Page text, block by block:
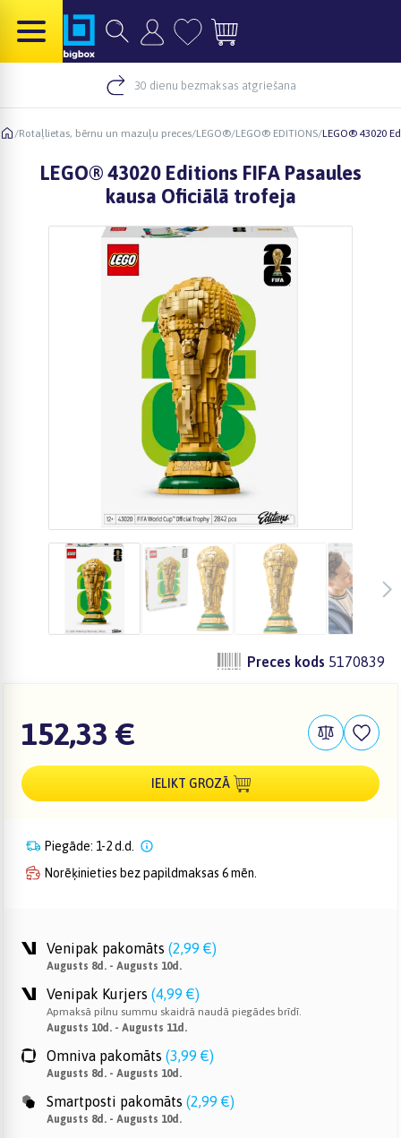
30 dienu bezmaksas atgriešana
/Rotaļlietas, bērnu un mazuļu preces/LEGO®/LEGO® EDITIONS/LEGO® 43020
LEGO® 43020 Editions FIFA Pasaules
kausa Oficiālā trofeja
Preces kods 5170839
152,33 €
IELIKT GROZĀ
Piegāde: 1-2 d.d.
Norēķinieties bez papildmaksas 6 mēn.
Venipak pakomāts (2,99 €)
Augusts 8d. - Augusts 10d.
Venipak Kurjers (4,99 €)
Apmaksā pilnu summu skaidrā naudā piegādes brīdī.
Augusts 10d. - Augusts 11d.
Omniva pakomāts (3,99 €)
Augusts 8d. - Augusts 10d.
Smartposti pakomāts (2,99 €)
Augusts 8d. - Augusts 10d.